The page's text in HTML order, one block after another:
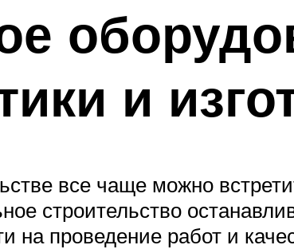
и
все чаще можно
строительство
проведение работ и